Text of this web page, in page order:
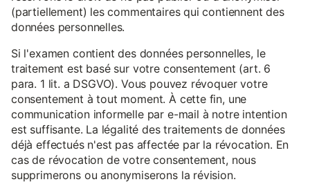
(partiellement) les commentaires qui contiennent des
données personnelles.
Si l'examen contient des données personnelles, le
traitement est basé sur votre consentement (art. 6
para. 1 lit. a DSGVO). Vous pouvez révoquer votre
consentement à tout moment. À cette fin, une
communication informelle par e-mail à notre intention
est suffisante. La légalité des traitements de données
déjà effectués n'est pas affectée par la révocation. En
cas de révocation de votre consentement, nous
supprimerons ou anonymiserons la révision.